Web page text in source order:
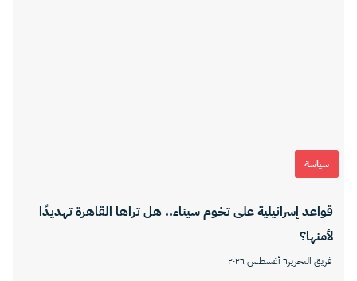
سياسة
قواعد إسرائيلية على تخوم سيناء.. هل تراها القاهرة تهديدًا
لأمنها؟
فريق التحرير٦ أغسطس ٢٠٢٦